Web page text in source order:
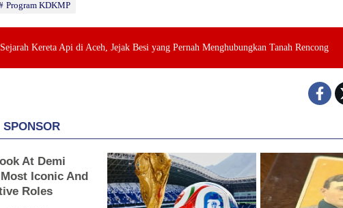
Program KDKMP
Sejarah Kereta Api di Aceh, Jejak Besi yang Pernah Menghubungkan Tanah Rencong